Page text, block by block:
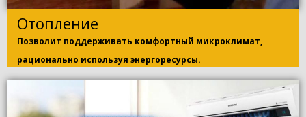
Отопление
Позволит поддерживать комфортный микроклимат,
рационально используя энергоресурсы.